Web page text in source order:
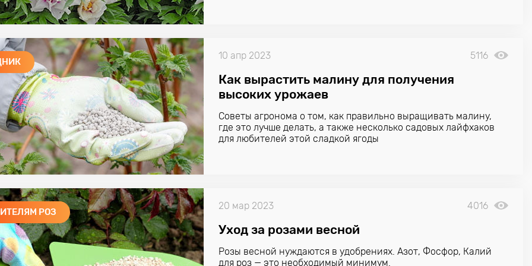
10 апр 2023 5116
Как вырастить малину для получения
высоких урожаев
Советы агронома о том, как правильно выращивать малину,
где это лучше делать, а также несколько садовых лайфхаков
для любителей этой сладкой ягоды
РОЗ
20 мар 2023 4016
Уход за розами весной
Розы весной нуждаются в удобрениях. Азот, Фосфор, Калий
для роз — это необходимый минимум.